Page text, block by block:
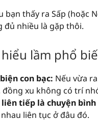
bạn thấy ra Sấp (hoặc
đủ nhiều là gặp thôi.
lầm phổ
con bạc: Nếu vừa
đồng xu không có trí
liên tiếp là chuyện
liên tục ở đâu đó.